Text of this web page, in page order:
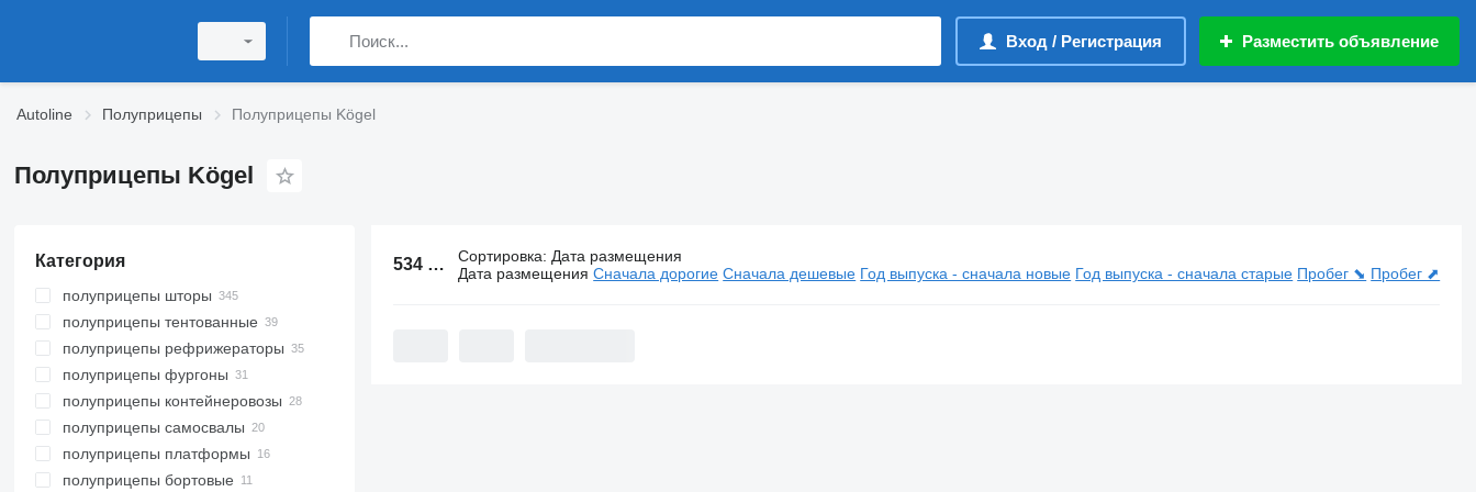
Вход / Регистрация Разместить объявление
Autoline Полуприцепы Полуприцепы Kögel
Полуприцепы Kögel
Категория
полуприцепы шторы
полуприцепы тентованные
полуприцепы рефрижераторы
полуприцепы фургоны
полуприцепы контейнеровозы
полуприцепы самосвалы
полуприцепы платформы
полуприцепы бортовые
534 объявления: Полуприцепы Kögel
Сортировка: Дата размещения
Дата размещения Сначала дорогие Сначала дешевые Год выпуска - сначала новые Год выпуска - сначала старые Пробег ⬊ Пробег ⬈